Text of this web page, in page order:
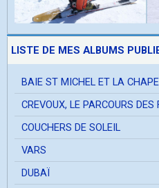
LISTE DE MES ALBUMS
BAIE ST MICHEL ET LA
CREVOUX, LE PARCOURS DES
COUCHERS DE SOLEIL
VARS
DUBAÏ